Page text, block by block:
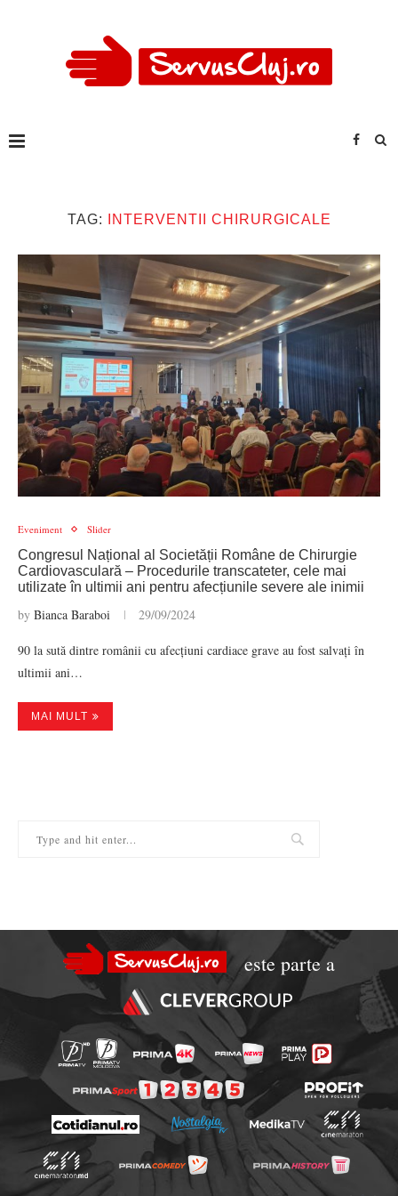
TAG: INTERVENTII CHIRURGICALE
Eveniment Slider
Congresul Național al Societății Române de Chirurgie
Cardiovasculară – Procedurile transcateter, cele mai
utilizate în ultimii ani pentru afecțiunile severe ale inimii
by Bianca Baraboi 29/09/2024
90 la sută dintre românii cu afecțiuni cardiace grave au fost salvați în
ultimii ani…
MAI MULT
este parte a